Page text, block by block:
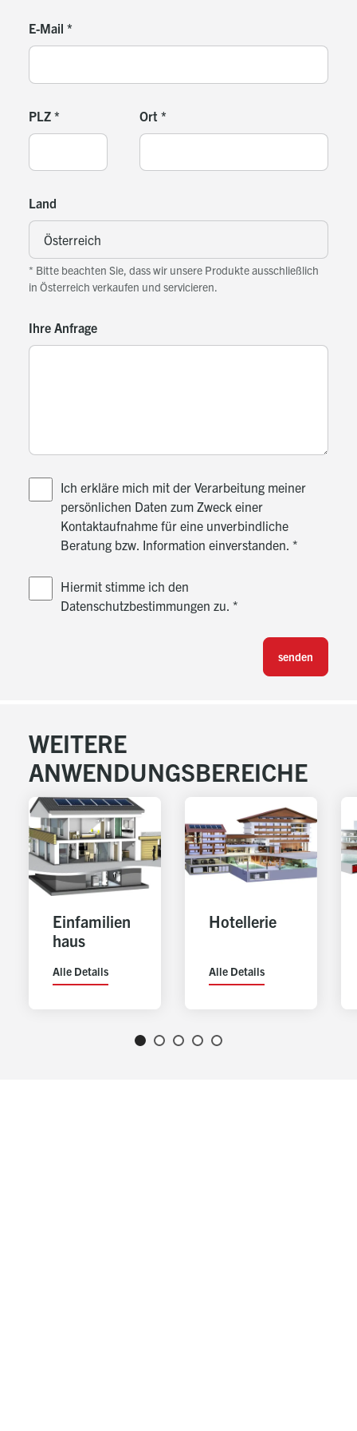
E-Mail *
PLZ * Ort *
Land
* Bitte beachten Sie, dass wir unsere Produkte ausschließlich
in Österreich verkaufen und servicieren.
Ihre Anfrage
Ich erkläre mich mit der Verarbeitung meiner
persönlichen Daten zum Zweck einer
Kontaktaufnahme für eine unverbindliche
Beratung bzw. Information einverstanden. *
Hiermit stimme ich den
Datenschutzbestimmungen zu. *
senden
WEITERE
ANWENDUNGSBEREICHE
Einfamilien
haus
Alle Details
Hotellerie
Alle Details